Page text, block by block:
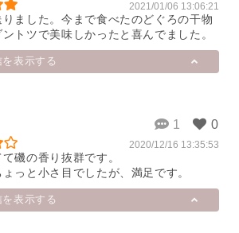
せながら返信させていただき
上がりいただき、ありがとう
ました！
さを楽しんでいただけたよう
限り、商品のサイズ感を画像
しっかりお伝えできるよう改
めていきたいと思います。
らも「美味しさ」を届けてい
う、頑張っていきます！
2021/01/06 13:06:21
りました。今まで食べたのどぐろの干物
トツで美味しかったと喜んでました。
を表示する
店舗から
せながら返信させていただき
に当店ののどぐろをお選びい
き、ありがとうございました！
様にも喜んでいただけて、と
2020/12/16 13:35:53
磯の香り抜群です。
っと小さ目でしたが、満足です。
を表示する